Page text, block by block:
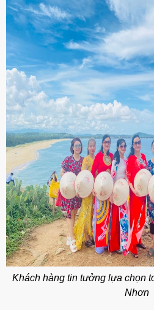
Khách hàng tin tưởng lựa chọn
Nhơn